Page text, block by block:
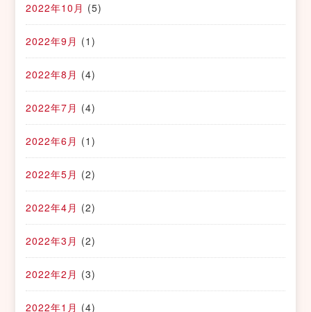
2022年10月 (5)
2022年9月 (1)
2022年8月 (4)
2022年7月 (4)
2022年6月 (1)
2022年5月 (2)
2022年4月 (2)
2022年3月 (2)
2022年2月 (3)
2022年1月 (4)